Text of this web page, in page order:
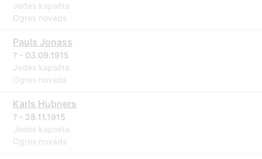
Jedes kapsēta
Ogres novads
Pauls Jonass
? - 03.09.1915
Jedes kapsēta
Ogres novads
Karls Hubners
? - 28.11.1915
Jedes kapsēta
Ogres novads